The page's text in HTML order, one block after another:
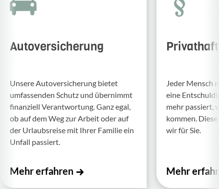
Autoversicherung
Unsere Auto­ver­si­che­rung bietet
umfas­senden Schutz und über­nimmt
finan­ziell Verant­wor­tung. Ganz egal,
ob auf dem Weg zur Arbeit oder auf
der Urlaubs­reise mit Ihrer Familie ein
Unfall passiert.
Mehr erfahren
Jeder Mensch
eine
mehr passiert,
kommen.
wir für Sie.
Mehr